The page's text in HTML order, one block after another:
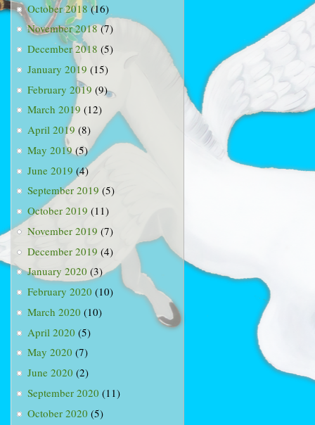
October 2018(16)
November 2018(7)
December 2018 (5)
January 2019 (15)
February 2019 (9)
March 2019 (12)
April 2019 (8)
May 2019(5)
June 2019 (4)
September 2019 (5)
October 2019 (11)
November 2019 (7)
December 2019 (4)
January 2020 (3)
February 2020 (10)
March 2020 (10)
April 2020 (5)
May 2020 (7)
June 2020 (2)
September 2020 (11)
October 2020 (5)